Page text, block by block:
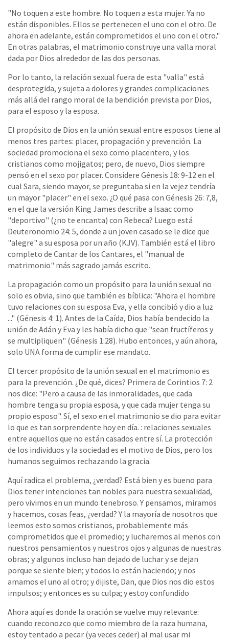
"No toquen a este hombre. No toquen a esta mujer. Ya no
están disponibles. Ellos se pertenecen el uno con el otro. De
ahora en adelante, están comprometidos el uno con el otro."
En otras palabras, el matrimonio construye una valla moral
dada por Dios alrededor de las dos personas.
Por lo tanto, la relación sexual fuera de esta "valla" está
desprotegida, y sujeta a dolores y grandes complicaciones
más allá del rango moral de la bendición prevista por Dios,
para el esposo y la esposa.
El propósito de Dios en la unión sexual entre esposos tiene al
menos tres partes: placer, propagación y prevención. La
sociedad promociona el sexo como placentero, y los
cristianos como mojigatos; pero, de nuevo, Dios siempre
pensó en el sexo por placer. Considere Génesis 18: 9-12 en el
cual Sara, siendo mayor, se preguntaba si en la vejez tendría
un mayor "placer" en el sexo. ¿O qué pasa con Génesis 26: 7,8,
en el que la versión King James describe a Isaac como
"deportivo" (¿no te encanta) con Rebeca? Luego está
Deuteronomio 24: 5, donde a un joven casado se le dice que
"alegre" a su esposa por un año (KJV). También está el libro
completo de Cantar de los Cantares, el "manual de
matrimonio" más sagrado jamás escrito.
La propagación como un propósito para la unión sexual no
solo es obvia, sino que también es bíblica: "Ahora el hombre
tuvo relaciones con su esposa Eva, y ella concibió y dio a luz
..." (Génesis 4: 1). Antes de la Caída, Dios había bendecido la
unión de Adán y Eva y les había dicho que "sean fructíferos y
se multipliquen" (Génesis 1:28). Hubo entonces, y aún ahora,
solo UNA forma de cumplir ese mandato.
El tercer propósito de la unión sexual en el matrimonio es
para la prevención. ¿De qué, dices? Primera de Corintios 7: 2
nos dice: "Pero a causa de las inmoralidades, que cada
hombre tenga su propia esposa, y que cada mujer tenga su
propio esposo". Sí, el sexo en el matrimonio se dio para evitar
lo que es tan sorprendente hoy en día. : relaciones sexuales
entre aquellos que no están casados ​​entre sí. La protección
de los individuos y la sociedad es el motivo de Dios, pero los
humanos seguimos rechazando la gracia.
Aquí radica el problema, ¿verdad? Está bien y es bueno para
Dios tener intenciones tan nobles para nuestra sexualidad,
pero vivimos en un mundo tenebroso. Y pensamos, miramos
y hacemos, cosas feas, ¿verdad? Y la mayoría de nosotros que
leemos esto somos cristianos, probablemente más
comprometidos que el promedio; y lucharemos al menos con
nuestros pensamientos y nuestros ojos y algunas de nuestras
obras; y algunos incluso han dejado de luchar y se dejan
porque se siente bien; y todos lo están haciendo; y nos
amamos el uno al otro; y dijiste, Dan, que Dios nos dio estos
impulsos; y entonces es su culpa; y estoy confundido
Ahora aquí es donde la oración se vuelve muy relevante:
cuando reconozco que como miembro de la raza humana,
estoy tentado a pecar (ya veces ceder) al mal usar mi